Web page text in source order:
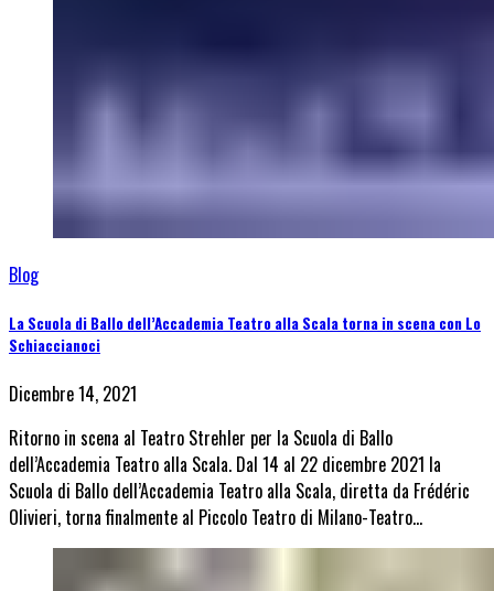
Blog
La Scuola di Ballo dell’Accademia Teatro alla Scala torna in scena con Lo
Schiaccianoci
Dicembre 14, 2021
Ritorno in scena al Teatro Strehler per la Scuola di Ballo
dell’Accademia Teatro alla Scala. Dal 14 al 22 dicembre 2021 la
Scuola di Ballo dell’Accademia Teatro alla Scala, diretta da Frédéric
Olivieri, torna finalmente al Piccolo Teatro di Milano-Teatro…